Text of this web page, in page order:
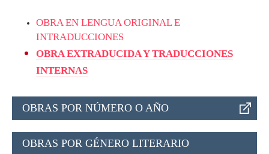
OBRA EN LENGUA ORIGINAL E
INTRADUCCIONES
OBRA EXTRADUCIDA Y TRADUCCIONES
INTERNAS
OBRAS POR NÚMERO O AÑO
OBRAS POR GÉNERO LITERARIO